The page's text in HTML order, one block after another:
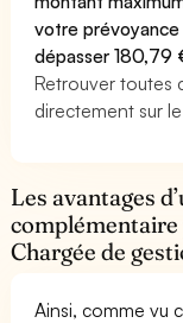
votre prévoyance
dépasser 180,79
Retrouver toutes
directement sur le
Les avantages
Chargée de
Ainsi, comme vu